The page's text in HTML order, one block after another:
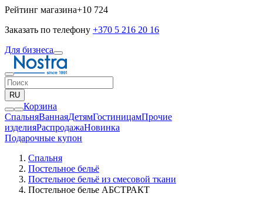
Рейтинг магазина+10 724
Заказать по телефону +370 5 216 20 16
Для бизнеса
RU
Корзина
СпальняВаннаяДетямГостиницамПрочие
изделияPаспродажаНовинка
Подарочные купон
Спальня
Постельное бельё
Постельное бельё из смесовой ткани
Постельное белье АБСТРАКТ